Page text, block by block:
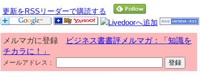
更新をRSSリーダーで購読する
メルマガに登録
ビジネス書書評メルマガ：「知識を
チカラに！」
メールアドレス：